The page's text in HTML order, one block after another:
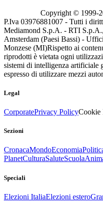
Copyright © 1999-
P.Iva 03976881007 - Tutti i
Mediamond S.p.A. - RTI
Amsterdam (Paesi Bassi) -
Monzese (MI)Rispetto ai
riprodotti è vietata ogni
sistemi di intelligenza artificiale
espresso di utilizzare mezzi
Legal
CorporatePrivacy PolicyCookie
Sezioni
CronacaMondoEconomia
PlanetCulturaSaluteScuola
Speciali
Elezioni ItaliaElezioni estero